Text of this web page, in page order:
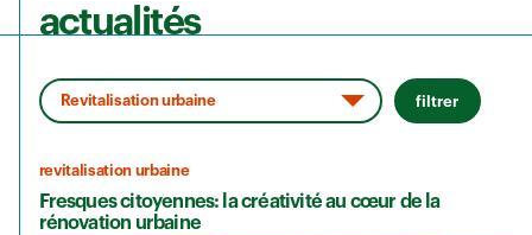
actualités
filtrer
revitalisation urbaine
Fresques citoyennes: la créativité au cœur de la
rénovation urbaine